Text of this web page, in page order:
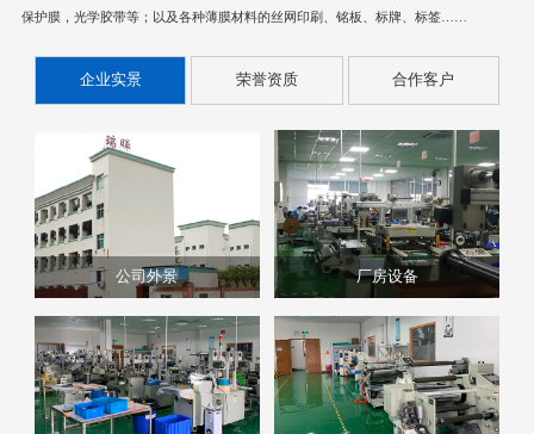
保护膜，光学胶带等；以及各种薄膜材料的丝网印刷、铭板、标牌、标签……
企业实景 荣誉资质 合作客户
公司外景 厂房设备